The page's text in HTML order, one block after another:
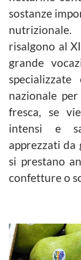
sostanze
risalgono al
grande
nazionale
fresca, se
intensi e
apprezzati
si prestano
confetture o